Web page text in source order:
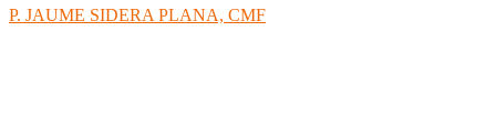
P. JAUME SIDERA PLANA, CMF